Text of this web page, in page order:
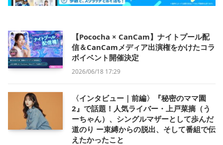
【Pococha × CanCam】ナイトプール配
信＆CanCamメディア出演権をかけたコラ
ボイベント開催決定
2026/06/18 17:29
〈インタビュー｜前編〉『秘密のママ園
2』で話題！人気ライバー・上戸菜摘（う
ーちゃん）、シングルマザーとして歩んだ
道のり ー束縛からの脱出、そして番組で伝
えたかったこと